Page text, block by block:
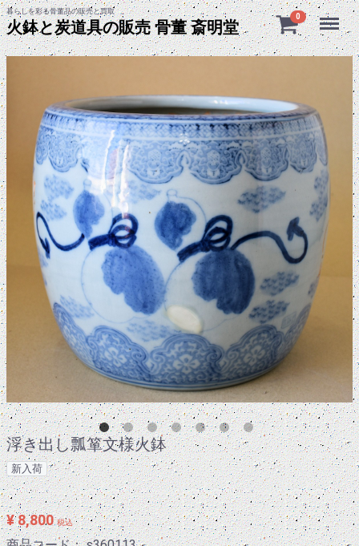
暮らしを彩る骨董品の販売と買取
火鉢と炭道具の販売 骨董 斎明堂
0 Menu
浮き出し瓢箪文様火鉢
新入荷
¥ 8,800 税込